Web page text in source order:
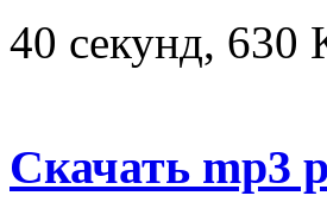
40 секунд, 630
Скачать mp3